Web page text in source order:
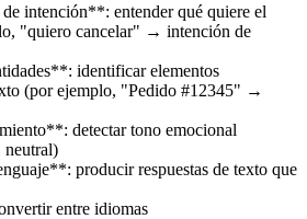
intención**: entender qué quiere el
"quiero cancelar" → intención de
identificar elementos
(por ejemplo, "Pedido #12345" →
detectar tono emocional
neutral)
producir respuestas de texto que
entre idiomas